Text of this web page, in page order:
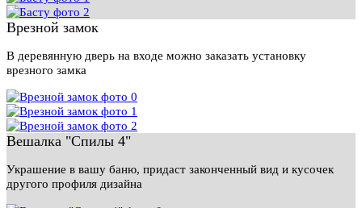
Врезной замок
В деревянную дверь на входе можно заказать установку
врезного замка
Вешалка "Спилы 4"
Украшение в вашу баню, придаст законченный вид и кусочек
другого профиля дизайна